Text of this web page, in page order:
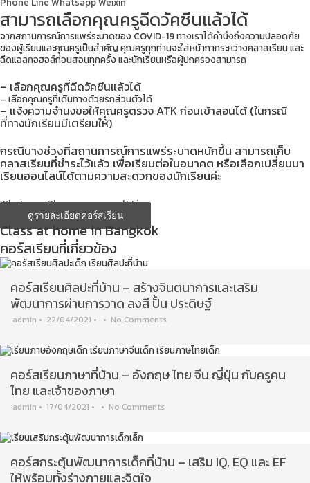
สามารถเลือกคุณครูฉีดวัคซีนแล้วได้
จากสถานการณ์การแพร่ระบาดของ COVID-19 ทางเราได้คำนึงถึงความปลอดภัย
ของผู้เรียนและคุณครูเป็นสำคัญ คุณครูทุกท่านจะใส่หน้ากากระหว่างคลาสเรียน และ
ฉีดแอลกอฮอล์ก่อนสอนทุกครั้ง และนักเรียนหรือผู้ปกครองสามารถ
– เลือกคุณครูที่ฉีดวัคซีนแล้วได้
– เลือกคุณครูที่เดินทางด้วยรถส่วนตัวได้
– แจ้งความจำนงขอให้คุณครูตรวจ ATK ก่อนเข้าสอนได้ (ในกรณี
ที่ทางนักเรียนมีเตรียมให้)
กรณีบางช่วงที่สถานการณ์การแพร่ระบาดหนักขึ้น สามารถเก็บ
คลาสเรียนที่ชำระไว้แล้ว เพื่อเรียนต่อในอนาคต หรือเลือกเปลี่ยนมา
เรียนออนไลน์ได้ตามความสะดวกของนักเรียนค่ะ
WhatsappPhone-square-altLine
ดูรายละเอียดคอร์สเรียน
Class at home in Bangkok
คอร์สเรียนที่เกี่ยวข้อง
คอร์สเรียนศิลปะที่บ้าน – สร้างจินตนาการและเสริม
พัฒนาการผ่านการวาด ลงสี ปั้น ประดิษฐ์
admin • 22/04/2021 • • No Comments
คอร์สเรียนภาษาที่บ้าน – อังกฤษ ไทย จีน ญี่ปุ่น กับครูคน
ไทย และเจ้าของภาษา
admin • 17/04/2021 • • No Comments
คอร์สกระตุ้นพัฒนาการเด็กที่บ้าน – เสริม IQ, EQ และ EF
ให้พร้อมทั้งร่างกายและจิตใจ